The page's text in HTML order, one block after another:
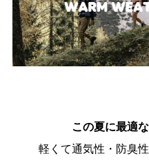
この夏に最適
軽くて通気性・防臭